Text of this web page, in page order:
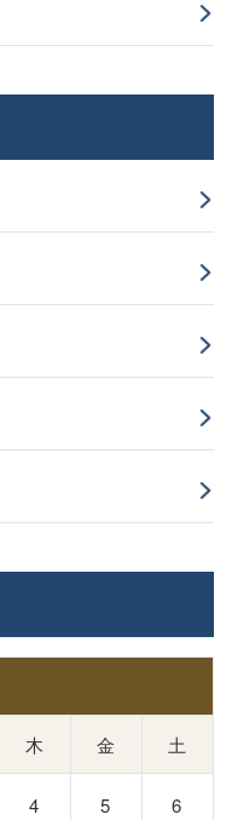
木 金 土
4 5 6